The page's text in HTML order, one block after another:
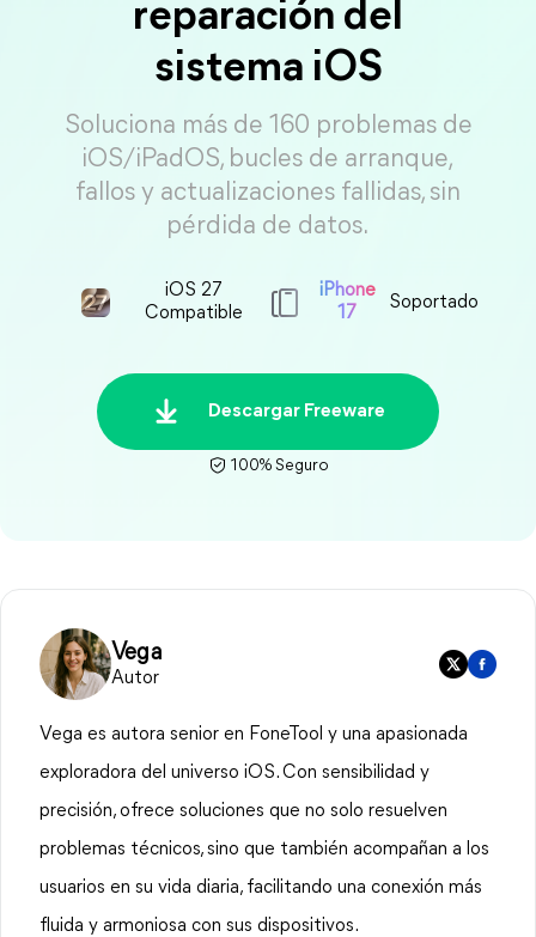
reparación del
sistema iOS
Soluciona más de 160 problemas de
iOS/iPadOS, bucles de arranque,
fallos y actualizaciones fallidas, sin
pérdida de datos.
iOS 27
Compatible
iPhone
17
Soportado
Descargar Freeware
100% Seguro
Vega
Autor
Vega es autora senior en FoneTool y una apasionada
exploradora del universo iOS. Con sensibilidad y
precisión, ofrece soluciones que no solo resuelven
problemas técnicos, sino que también acompañan a los
usuarios en su vida diaria, facilitando una conexión más
fluida y armoniosa con sus dispositivos.